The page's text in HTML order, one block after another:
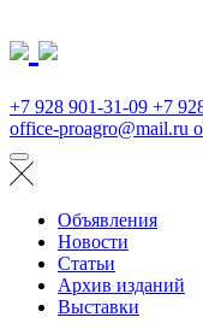
+7 928 901-31-09 +7
office-proagro@mail.ru
Объявления
Новости
Статьи
Архив изданий
Выставки